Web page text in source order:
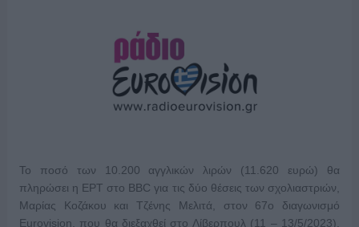
Το ποσό των 10.200 αγγλικών λιρών (11.620 ευρώ) θα
πληρώσει η ΕΡΤ στο BBC για τις δύο θέσεις των σχολιαστριών,
Μαρίας Κοζάκου και Τζένης Μελιτά, στον 67ο διαγωνισμό
Eurovision, που θα διεξαχθεί στο Λίβερπουλ (11 – 13/5/2023).